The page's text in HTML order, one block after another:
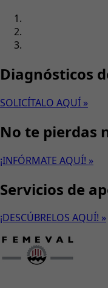
Diagnósticos
SOLICÍTALO AQUÍ »
No te pierdas
¡INFÓRMATE AQUÍ! »
Servicios de
¡DESCÚBRELOS AQUÍ! »